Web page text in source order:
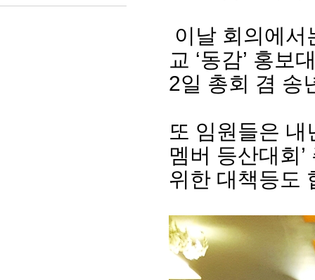
이날 회의에
교 ‘동감’ 홍
2일 총회 겸 송
또 임원들은 내
멤버 등산대회
위한 대책등도